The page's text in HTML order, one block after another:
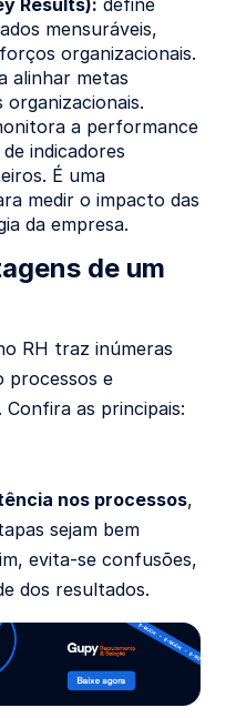
Results): define
mensuráveis,
organizacionais.
alinhar metas
organizacionais.
a performance
indicadores
É uma
medir o impacto das
da empresa.
de um
RH traz inúmeras
processos e
as principais:
nos processos,
sejam bem
evita-se confusões,
dos resultados.